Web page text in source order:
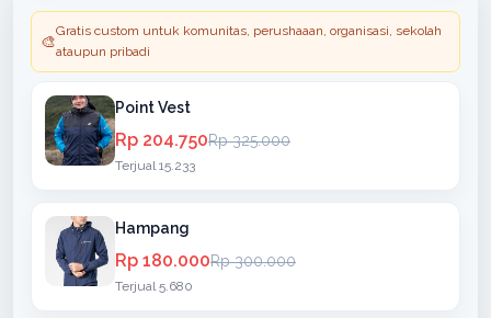
🎨
Gratis custom untuk komunitas, perushaaan, organisasi, sekolah
ataupun pribadi
Point Vest
Rp 204.750Rp 325.000
Terjual 15.233
Hampang
Rp 180.000Rp 300.000
Terjual 5.680